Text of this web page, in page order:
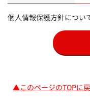
個人情報保護方針につい
▲このページのTOPに